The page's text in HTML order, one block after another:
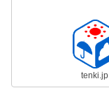
tenki.jp